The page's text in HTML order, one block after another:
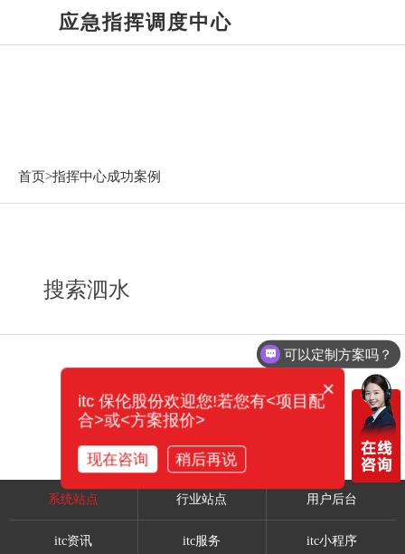
应急指挥调度中心
首页>指挥中心成功案例
搜索泗水
系统站点 行业站点 用户后台
itc资讯 itc服务 itc小程序
可以定制方案吗？
×
itc 保伦股份欢迎您!若您有<项目配
合>或<方案报价>
现在咨询 稍后再说